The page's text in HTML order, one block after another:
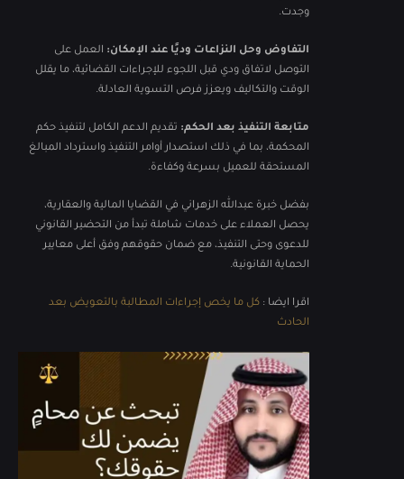
وجدت.
التفاوض وحل النزاعات وديًا عند الإمكان: العمل على
التوصل لاتفاق ودي قبل اللجوء للإجراءات القضائية، ما يقلل
الوقت والتكاليف ويعزز فرص التسوية العادلة.
متابعة التنفيذ بعد الحكم: تقديم الدعم الكامل لتنفيذ حكم
المحكمة، بما في ذلك استصدار أوامر التنفيذ واسترداد المبالغ
المستحقة للعميل بسرعة وكفاءة.
بفضل خبرة عبدالله الزهراني في القضايا المالية والعقارية،
يحصل العملاء على خدمات شاملة تبدأ من التحضير القانوني
للدعوى وحتى التنفيذ، مع ضمان حقوقهم وفق أعلى معايير
الحماية القانونية.
اقرا ايضا : كل ما يخص إجراءات المطالبة بالتعويض بعد
الحادث